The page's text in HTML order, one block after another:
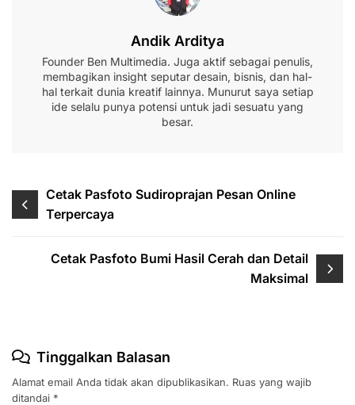
Andik Arditya
Founder Ben Multimedia. Juga aktif sebagai penulis,
membagikan insight seputar desain, bisnis, dan hal-
hal terkait dunia kreatif lainnya. Munurut saya setiap
ide selalu punya potensi untuk jadi sesuatu yang
besar.
Navigasi
pos
Cetak Pasfoto Sudiroprajan Pesan Online
Terpercaya
Cetak Pasfoto Bumi Hasil Cerah dan Detail
Maksimal
Tinggalkan Balasan
Alamat email Anda tidak akan dipublikasikan. Ruas yang wajib
ditandai *